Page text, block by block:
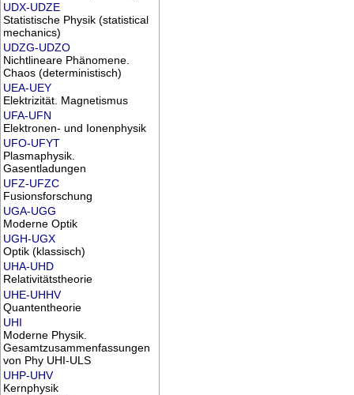
UDX-UDZE
Statistische Physik (statistical
mechanics)
UDZG-UDZO
Nichtlineare Phänomene.
Chaos (deterministisch)
UEA-UEY
Elektrizität. Magnetismus
UFA-UFN
Elektronen- und Ionenphysik
UFO-UFYT
Plasmaphysik.
Gasentladungen
UFZ-UFZC
Fusionsforschung
UGA-UGG
Moderne Optik
UGH-UGX
Optik (klassisch)
UHA-UHD
Relativitätstheorie
UHE-UHHV
Quantentheorie
UHI
Moderne Physik.
Gesamtzusammenfassungen
von Phy UHI-ULS
UHP-UHV
Kernphysik